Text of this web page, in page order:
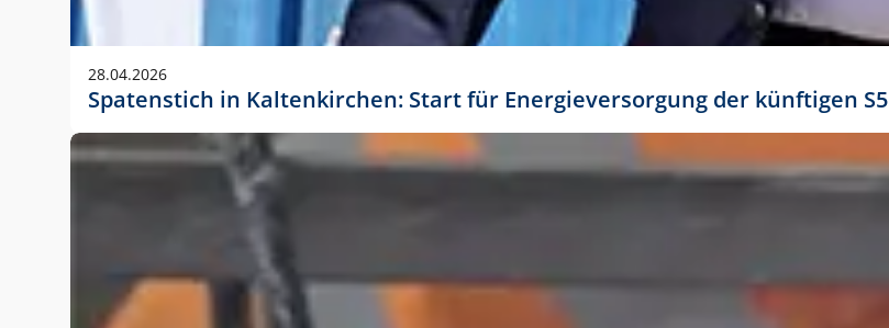
Anwendungsgröße im Layout:
28.04.2026
Spatenstich in Kaltenkirchen: Start für Energieversorgung der künftigen S5